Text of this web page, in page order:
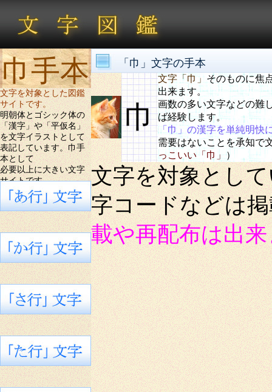
巾手本
文字を対象とした図鑑
サイトです。
明朝体とゴシック体の
「漢字」や「平仮名」
を文字イラストとして
表記しています。巾手
本として
必要以上に大きい文字
サイトです。
「巾」文字の手本
巾
文字「巾」 そのものに焦
出来ます。
画数の多い文字などの難
ば経験します。
「巾」の漢字を単純明快
需要はないことを承知で
っこいい「巾」 ）
文字を対象とし
字コードなどは
載や再配布は出